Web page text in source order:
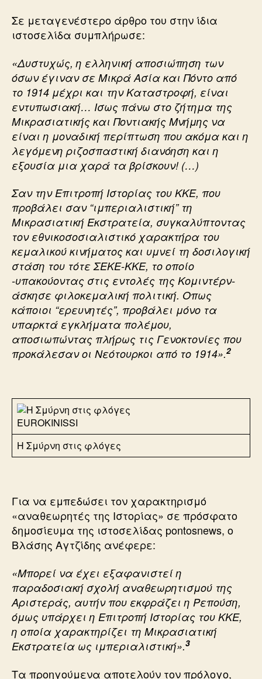
Σε μεταγενέστερο άρθρο του στην ίδια
ιστοσελίδα συμπλήρωσε:
«Δυστυχώς, η ελληνική αποσιώπηση των
όσων έγιναν σε Μικρά Ασία και Πόντο από
το 1914 μέχρι και την Καταστροφή, είναι
εντυπωσιακή… Ισως πάνω στο ζήτημα της
Μικρασιατικής και Ποντιακής Μνήμης να
είναι η μοναδική περίπτωση που ακόμα και η
λεγόμενη ριζοσπαστική διανόηση και η
εξουσία μια χαρά τα βρίσκουν! (…)
Σαν την Επιτροπή Ιστορίας του ΚΚΕ, που
προβάλει σαν “ιμπεριαλιστική” τη
Μικρασιατική Εκστρατεία, συγκαλύπτοντας
τον εθνικοσοσιαλιστικό χαρακτήρα του
κεμαλικού κινήματος και υμνεί τη δοσιλογική
στάση του τότε ΣΕΚΕ-ΚΚΕ, το οποίο
-υπακούοντας στις εντολές της Κομιντέρν-
άσκησε φιλοκεμαλική πολιτική. Οπως
κάποιοι “ερευνητές”, προβάλει μόνο τα
υπαρκτά εγκλήματα πολέμου,
αποσιωπώντας πλήρως τις Γενοκτονίες που
προκάλεσαν οι Νεότουρκοι από το 1914».2
EUROKINISSI
Η Σμύρνη στις φλόγες
Για να εμπεδώσει τον χαρακτηρισμό
«αναθεωρητές της Ιστορίας» σε πρόσφατο
δημοσίευμα της ιστοσελίδας pontosnews, ο
Βλάσης Αγτζίδης ανέφερε:
«Μπορεί να έχει εξαφανιστεί η
παραδοσιακή σχολή αναθεωρητισμού της
Αριστεράς, αυτήν που εκφράζει η Ρεπούση,
όμως υπάρχει η Επιτροπή Ιστορίας του ΚΚΕ,
η οποία χαρακτηρίζει τη Μικρασιατική
Εκστρατεία ως ιμπεριαλιστική».3
Τα προηγούμενα αποτελούν τον πρόλογο,